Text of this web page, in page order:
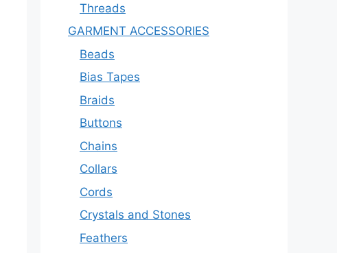
Threads
GARMENT ACCESSORIES
Beads
Bias Tapes
Braids
Buttons
Chains
Collars
Cords
Crystals and Stones
Feathers